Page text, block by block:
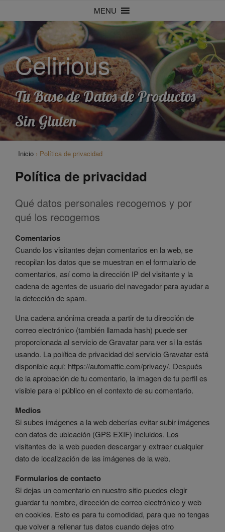
contenido
MENU
Celirious
Tu Base de Datos de Productos
Sin Gluten
Inicio › Política de privacidad
Política de privacidad
Qué datos personales recogemos y por
qué los recogemos
Comentarios
Cuando los visitantes dejan comentarios en la web, se
recopilan los datos que se muestran en el formulario de
comentarios, así como la dirección IP del visitante y la
cadena de agentes de usuario del navegador para ayudar a
la detección de spam.
Una cadena anónima creada a partir de tu dirección de
correo electrónico (también llamada hash) puede ser
proporcionada al servicio de Gravatar para ver si la estás
usando. La política de privacidad del servicio Gravatar está
disponible aquí: https://automattic.com/privacy/. Después
de la aprobación de tu comentario, la imagen de tu perfil es
visible para el público en el contexto de su comentario.
Medios
Si subes imágenes a la web deberías evitar subir imágenes
con datos de ubicación (GPS EXIF) incluidos. Los
visitantes de la web pueden descargar y extraer cualquier
dato de localización de las imágenes de la web.
Formularios de contacto
Si dejas un comentario en nuestro sitio puedes elegir
guardar tu nombre, dirección de correo electrónico y web
en cookies. Esto es para tu comodidad, para que no tengas
que volver a rellenar tus datos cuando dejes otro